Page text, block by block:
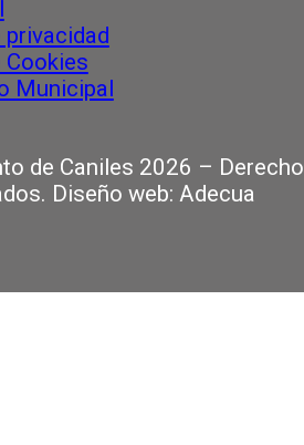
Municipal
de Caniles 2026 –
Diseño web: Adecua